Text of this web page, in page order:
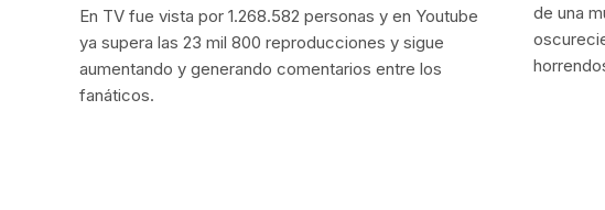
En TV fue vista por 1.268.582 personas y en Youtube
ya supera las 23 mil 800 reproducciones y sigue
aumentando y generando comentarios entre los
fanáticos.
de una